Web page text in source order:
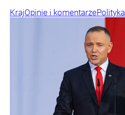
KrajOpinie i komentarzePolityka